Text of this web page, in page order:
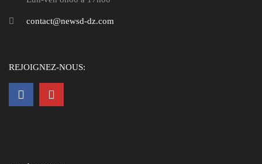
contact@newsd-dz.com
REJOIGNEZ-NOUS: